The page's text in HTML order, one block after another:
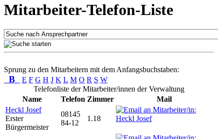
Mitarbeiter-Telefon-Liste
Sprung zu den Mitarbeitern mit dem Anfangsbuchstaben:
B E F G H J K L M O R S W
Telefonliste der Mitarbeiter/innen der Verwaltung
Name
Telefon Zimmer
Mail
Heckl Josef
Erster
Bürgermeister
08145
84-12
1.18